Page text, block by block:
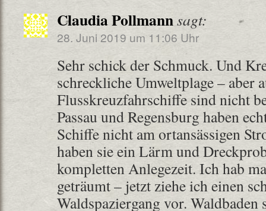
Claudia Pollmannsagt:
28. Juni 2019 um 11:06 Uhr
Sehr schick der Schmuck. Und
schreckliche Umweltplage – aber
Flusskreuzfahrschiffe sind nicht
Passau und Regensburg haben
Schiffe nicht am ortansässigen
haben sie ein Lärm und
kompletten Anlegezeit. Ich hab
geträumt – jetzt ziehe ich einen
Waldspaziergang vor. Waldbaden